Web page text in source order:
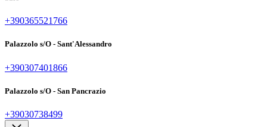
+390365521766
Palazzolo s/O - Sant'Alessandro
+390307401866
Palazzolo s/O - San Pancrazio
+39030738499